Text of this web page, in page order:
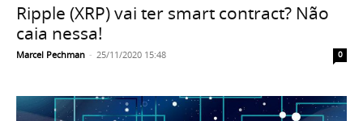
Ripple (XRP) vai ter smart contract? Não
caia nessa!
Marcel Pechman - 25/11/2020 15:48 0